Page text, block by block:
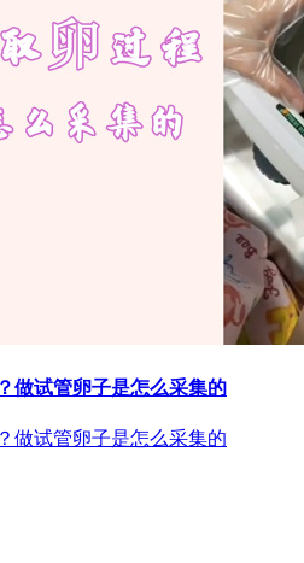
做试管卵子是怎么采集的
做试管卵子是怎么采集的